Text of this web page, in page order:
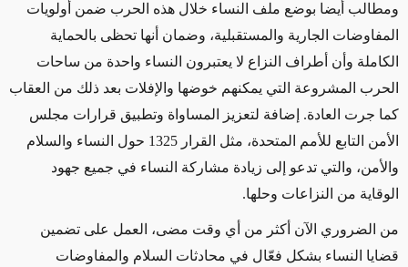
ومطالب أيضا بوضع ملف النساء خلال هذه الحرب ضمن أولويات
المفاوضات الجارية والمستقبلية، وضمان أنها تحظى بالحماية
الكاملة وأن أطراف النزاع لا يعتبرون النساء واحدة من ساحات
الحرب المشروعة التي يمكنهم خوضها والإفلات بعد ذلك من العقاب
كما جرت العادة. إضافة لتعزيز المساواة وتطبيق قرارات مجلس
الأمن التابع للأمم المتحدة، مثل القرار 1325 حول النساء والسلام
والأمن، والتي تدعو إلى زيادة مشاركة النساء في جميع جهود
الوقاية من النزاعات وحلها.
من الضروري الآن أكثر من أي وقت مضى، العمل على تضمين
قضايا النساء بشكل فعّال في محادثات السلام والمفاوضات